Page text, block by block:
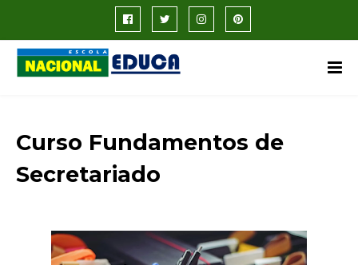
Curso Fundamentos de
Secretariado